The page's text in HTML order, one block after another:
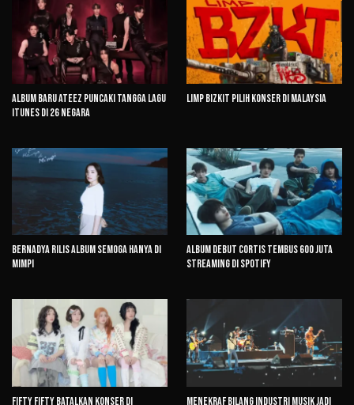
Album Baru ATEEZ Puncaki Tangga Lagu
iTunes di 26 Negara
Limp Bizkit Pilih Konser di Malaysia
Bernadya Rilis Album Semoga Hanya di
Mimpi
Album Debut CORTIS Tembus 600 Juta
Streaming di Spotify
FIFTY FIFTY Batalkan Konser di
Menekraf Bilang Industri Musik Jadi